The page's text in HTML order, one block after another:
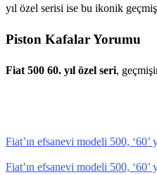
yıl özel serisi ise bu ikonik
Piston Kafalar Yorumu
Fiat 500 60. yıl özel seri,
Fiat’ın efsanevi modeli 500,
Fiat’ın efsanevi modeli 500,